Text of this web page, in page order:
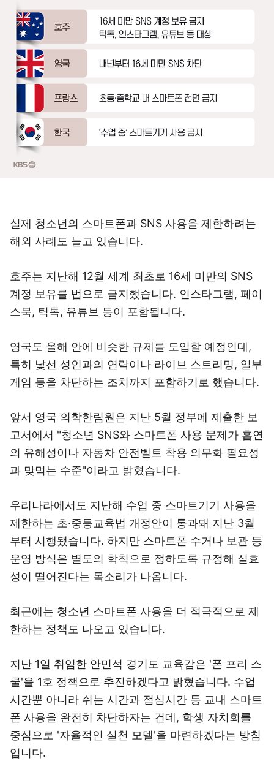
실제 청소년의 스마트폰과 SNS 사용을 제한하려는
해외 사례도 늘고 있습니다.
호주는 지난해 12월 세계 최초로 16세 미만의 SNS
계정 보유를 법으로 금지했습니다. 인스타그램, 페이
스북, 틱톡, 유튜브 등이 포함됩니다.
영국도 올해 안에 비슷한 규제를 도입할 예정인데,
특히 낯선 성인과의 연락이나 라이브 스트리밍, 일부
게임 등을 차단하는 조치까지 포함하기로 했습니다.
앞서 영국 의학한림원은 지난 5월 정부에 제출한 보
고서에서 "청소년 SNS와 스마트폰 사용 문제가 흡연
의 유해성이나 자동차 안전벨트 착용 의무화 필요성
과 맞먹는 수준"이라고 밝혔습니다.
우리나라에서도 지난해 수업 중 스마트기기 사용을
제한하는 초·중등교육법 개정안이 통과돼 지난 3월
부터 시행됐습니다. 하지만 스마트폰 수거나 보관 등
운영 방식은 별도의 학칙으로 정하도록 규정해 실효
성이 떨어진다는 목소리가 나옵니다.
최근에는 청소년 스마트폰 사용을 더 적극적으로 제
한하는 정책도 나오고 있습니다.
지난 1일 취임한 안민석 경기도 교육감은 '폰 프리 스
쿨'을 1호 정책으로 추진하겠다고 밝혔습니다. 수업
시간뿐 아니라 쉬는 시간과 점심시간 등 교내 스마트
폰 사용을 완전히 차단하자는 건데, 학생 자치회를
중심으로 '자율적인 실천 모델'을 마련하겠다는 방침
입니다.